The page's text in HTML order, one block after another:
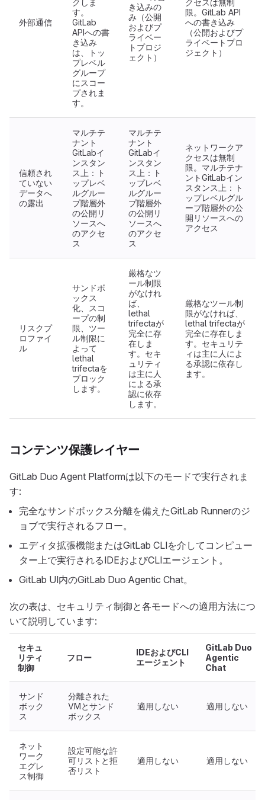
外部通信
クしま
す。
GitLab
APIへの書
き込み
は、トッ
プレベル
グループ
にスコー
プされま
す。
き込みの
み（公開
およびプ
ライベー
トプロジ
ェクト）
クセスは無制
限。GitLab API
への書き込み
（公開およびプ
ライベートプロ
ジェクト）
信頼され
ていない
データへ
の露出
マルチテ
ナント
GitLabイ
ンスタン
ス上：ト
ップレベ
ルグルー
プ階層外
の公開リ
ソースへ
のアクセ
ス
マルチテ
ナント
GitLabイ
ンスタン
ス上：ト
ップレベ
ルグルー
プ階層外
の公開リ
ソースへ
のアクセ
ス
ネットワークア
クセスは無制
限。マルチテナ
ントGitLabイン
スタンス上：ト
ップレベルグル
ープ階層外の公
開リソースへの
アクセス
リスクプ
ロファイ
ル
サンドボ
ックス
化、スコ
ープの制
限、ツー
ル制限に
よって
lethal
trifectaを
ブロック
します。
厳格なツ
ール制限
がなけれ
ば、
lethal
trifectaが
完全に存
在しま
す。セキ
ュリティ
は主に人
による承
認に依存
します。
厳格なツール制
限がなければ、
lethal trifectaが
完全に存在しま
す。セキュリテ
ィは主に人によ
る承認に依存し
ます。
コンテンツ保護レイヤー
GitLab Duo Agent Platformは以下のモードで実行されま
す:
完全なサンドボックス分離を備えたGitLab Runnerのジ
ョブで実行されるフロー。
エディタ拡張機能またはGitLab CLIを介してコンピュー
ター上で実行されるIDEおよびCLIエージェント。
GitLab UI内のGitLab Duo Agentic Chat。
次の表は、セキュリティ制御と各モードへの適用方法につ
いて説明しています:
セキュ
リティ
制御
フロー
IDEおよびCLI
エージェント
GitLab Duo
Agentic
Chat
サンド
ボック
ス
分離された
VMとサンド
ボックス
適用しない 適用しない
ネット
ワーク
エグレ
ス制御
設定可能な許
可リストと拒
否リスト
適用しない 適用しない